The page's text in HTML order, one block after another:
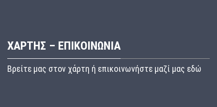
ΧΑΡΤΗΣ – ΕΠΙΚΟΙΝΩΝΙΑ
Βρείτε μας στον χάρτη ή επικοινωνήστε μαζί μας εδώ